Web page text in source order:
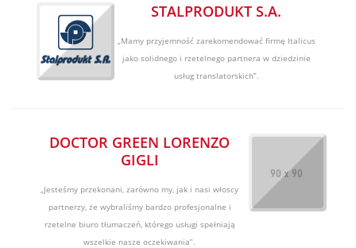
STALPRODUKT S.A.
„Mamy przyjemność zarekomendować firmę Italicus
jako solidnego i rzetelnego partnera w dziedzinie
usług translatorskich”.
DOCTOR GREEN LORENZO
GIGLI
„Jesteśmy przekonani, zarówno my, jak i nasi włoscy
partnerzy, że wybraliśmy bardzo profesjonalne i
rzetelne biuro tłumaczeń, którego usługi spełniają
wszelkie nasze oczekiwania”.